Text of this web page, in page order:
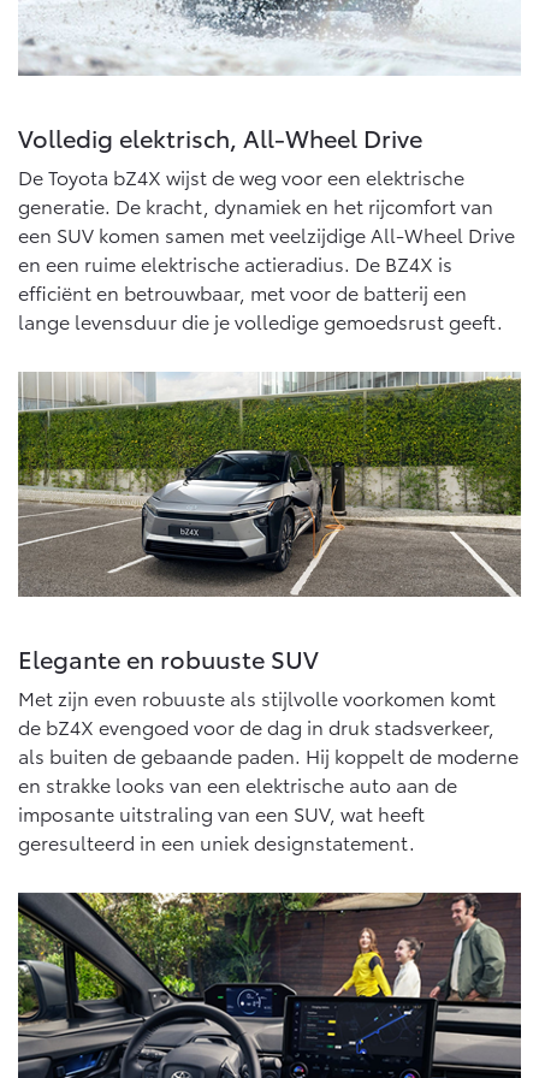
ELEKTRISCH
Vanaf € 37.500,- Vanaf € 55.950,-
OOK ALS BATTERIJ-
ELEKTRISCH
Vanaf € 46.301,-
OOK ALS BATTERIJ-
ELEKTRISCH
Vanaf € 56.570,-
Vanaf € 89.986,-
Volledig elektrisch, All-Wheel Drive
De Toyota bZ4X wijst de weg voor een elektrische
generatie. De kracht, dynamiek en het rijcomfort van
een SUV komen samen met veelzijdige All-Wheel Drive
en een ruime elektrische actieradius. De BZ4X is
efficiënt en betrouwbaar, met voor de batterij een
lange levensduur die je volledige gemoedsrust geeft.
Elegante en robuuste SUV
Met zijn even robuuste als stijlvolle voorkomen komt
de bZ4X evengoed voor de dag in druk stadsverkeer,
als buiten de gebaande paden. Hij koppelt de moderne
en strakke looks van een elektrische auto aan de
imposante uitstraling van een SUV, wat heeft
geresulteerd in een uniek designstatement.